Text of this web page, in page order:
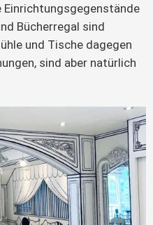
Bücherregal sind
und Tische dagegen
sind aber natürlich